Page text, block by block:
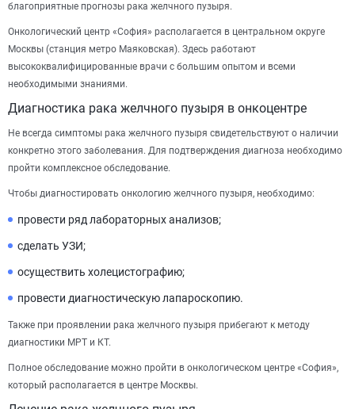
благоприятные прогнозы рака желчного пузыря.
Онкологический центр «София» располагается в центральном округе
Москвы (станция метро Маяковская). Здесь работают
высококвалифицированные врачи с большим опытом и всеми
необходимыми знаниями.
Диагностика рака желчного пузыря в онкоцентре
Не всегда симптомы рака желчного пузыря свидетельствуют о наличии
конкретно этого заболевания. Для подтверждения диагноза необходимо
пройти комплексное обследование.
Чтобы диагностировать онкологию желчного пузыря, необходимо:
провести ряд лабораторных анализов;
сделать УЗИ;
осуществить холецистографию;
провести диагностическую лапароскопию.
Также при проявлении рака желчного пузыря прибегают к методу
диагностики МРТ и КТ.
Полное обследование можно пройти в онкологическом центре «София»,
который располагается в центре Москвы.